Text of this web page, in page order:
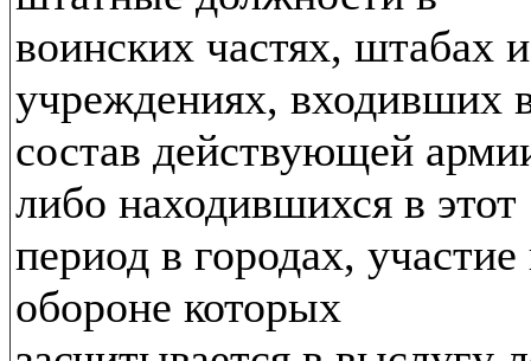
воинских частях, штабах и
учреждениях, входивших
состав действующей
либо находившихся в этот
период в городах, участие
обороне которых